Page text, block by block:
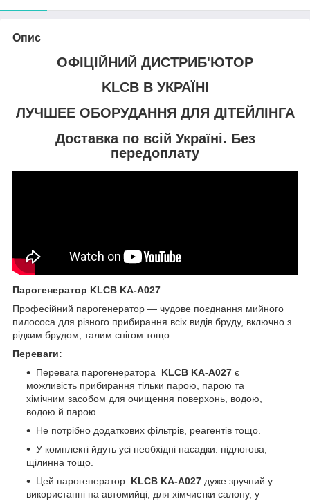
Опис
ОФІЦІЙНИЙ ДИСТРИБ'ЮТОР
KLCB В УКРАЇНІ
ЛУЧШЕЕ ОБОРУДАННЯ ДЛЯ ДІТЕЙЛІНГА
Доставка по всій Україні. Без
передоплату
Парогенератор KLCB KA-A027
Професійний парогенератор — чудове поєднання мийного
пилососа для різного прибирання всіх видів бруду, включно з
рідким брудом, талим снігом тощо.
Переваги:
Перевага парогенератора KLCB KA-A027 є
можливість прибирання тільки парою, парою та
хімічним засобом для очищення поверхонь, водою,
водою й парою.
Не потрібно додаткових фільтрів, реагентів тощо.
У комплекті йдуть усі необхідні насадки: підлогова,
щілинна тощо.
Цей парогенератор KLCB KA-A027 дуже зручний у
використанні на автомийці, для хімчистки салону, у